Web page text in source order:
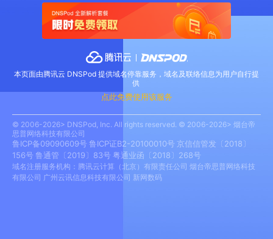
本页面由腾讯云 DNSPod 提供域名停靠服务，域名及联络信息为用户自行提
供
点此免费使用该服务
© 2006-2026> DNSPod, Inc. All rights reserved. © 2006-2026> 烟台帝
思普网络科技有限公司
鲁ICP备09090609号 鲁ICP证B2-20100010号 京信信管发〔2018〕
156号 鲁通管〔2019〕83号 粤通业函〔2018〕268号
域名注册服务机构：腾讯云计算（北京）有限责任公司 烟台帝思普网络科技
有限公司 广州云讯信息科技有限公司 新网数码